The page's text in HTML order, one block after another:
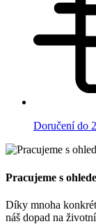
Doručení do
Pracujeme s
Díky mnoha
náš dopad na